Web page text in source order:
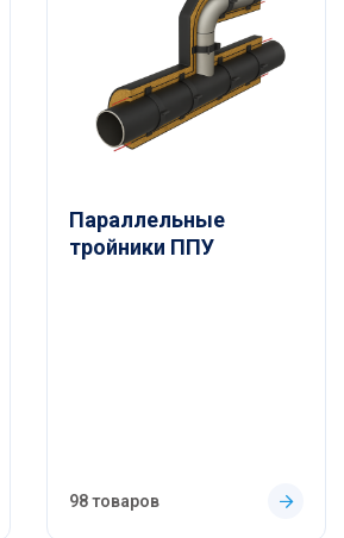
Параллельные
тройники ППУ
98 товаров